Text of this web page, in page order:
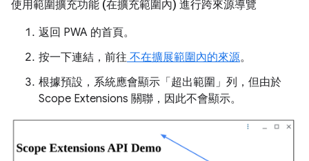
使用範圍擴充功能 (在擴充範圍內) 進行跨來源導覽
返回 PWA 的首頁。
按一下連結，前往 不在擴展範圍內的來源。
根據預設，系統應會顯示「超出範圍」列，但由於
Scope Extensions 關聯，因此不會顯示。